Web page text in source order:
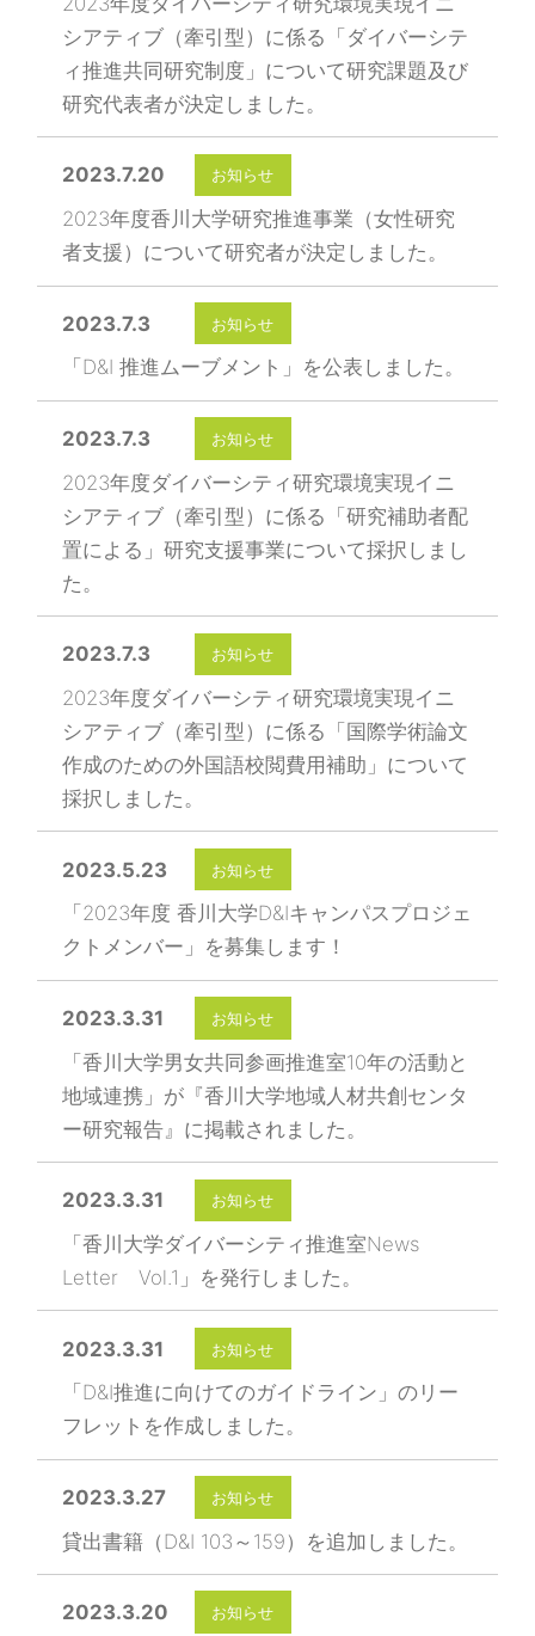
シアティブ（牽引型）に係る「ダイバーシテ
ィ推進共同研究制度」について研究課題及び
研究代表者が決定しました。
2023.7.20 お知らせ
2023年度香川大学研究推進事業（女性研究
者支援）について研究者が決定しました。
2023.7.3 お知らせ
「D&I 推進ムーブメント」を公表しました。
2023.7.3 お知らせ
2023年度ダイバーシティ研究環境実現イニ
シアティブ（牽引型）に係る「研究補助者配
置による」研究支援事業について採択しまし
た。
2023.7.3 お知らせ
2023年度ダイバーシティ研究環境実現イニ
シアティブ（牽引型）に係る「国際学術論文
作成のための外国語校閲費用補助」について
採択しました。
2023.5.23 お知らせ
「2023年度 香川大学D&Iキャンパスプロジェ
クトメンバー」を募集します！
2023.3.31 お知らせ
「香川大学男女共同参画推進室10年の活動と
地域連携」が『香川大学地域人材共創センタ
ー研究報告』に掲載されました。
2023.3.31 お知らせ
「香川大学ダイバーシティ推進室News
Letter Vol.1」を発行しました。
2023.3.31 お知らせ
「D&I推進に向けてのガイドライン」のリー
フレットを作成しました。
2023.3.27 お知らせ
貸出書籍（D&I 103～159）を追加しました。
2023.3.20 お知らせ